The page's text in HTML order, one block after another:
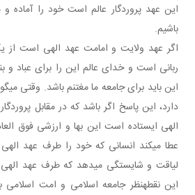
این عهد پروردگار عالم است خود را آماده
باشیم.
اگر عهد ولایت و امامت عهد الهی است
ربانی است و خدای عالم این را برای عباد و
این باید برای جامعه ما مغتنم باشد. وقتی می
دارد، این پاسخ اگر باشد که در مقابل
الهی ایستاده است این بها و ارزشی فوق
عطا می کند انسانی که خود را طرف عهد
لیاقت و شایستگی می دهد که طرف عهد الهی
این نقطه نظر جامعه اسلامی و امت اسلامی